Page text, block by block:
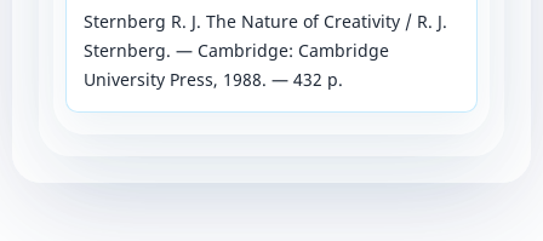
Sternberg R. J. The Nature of Creativity / R. J.
Sternberg. — Cambridge: Cambridge
University Press, 1988. — 432 p.